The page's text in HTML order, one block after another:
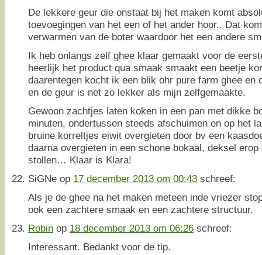
De lekkere geur die onstaat bij het maken komt
toevoegingen van het een of het ander hoor.. Dat
verwarmen van de boter waardoor het een andere
Ik heb onlangs zelf ghee klaar gemaakt voor de
heerlijk het product qua smaak smaakt een beetje
daarentegen kocht ik een blik ohr pure farm ghee en
en de geur is net zo lekker als mijn zelfgemaakte.
Gewoon zachtjes laten koken in een pan met dikke
minuten, ondertussen steeds afschuimen en op het
bruine korreltjes eiwit overgieten door bv een
daarna overgieten in een schone bokaal, deksel
stollen… Klaar is Klara!
SiGNe op 17 december 2013 om 00:43 schreef:
Als je de ghee na het maken meteen inde vriezer
ook een zachtere smaak en een zachtere structuur.
Robin op 18 december 2013 om 06:26 schreef:
Interessant. Bedankt voor de tip.